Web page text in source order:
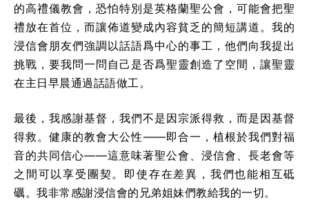
的高禮儀教會，恐怕特別是英格蘭聖公會，可能會把聖
禮放在首位，而讓佈道變成內容貧乏的簡短講道。我的
浸信會朋友們強調以話語爲中心的事工，他們向我提出
挑戰，要我問一問自己是否爲聖靈創造了空間，讓聖靈
在主日早晨通過話語做工。
最後，我感謝基督，我們不是因宗派得救，而是因基督
得救。健康的教會大公性——即合一，植根於我們對福
音的共同信心——這意味著聖公會、浸信會、長老會等
之間可以享受團契。即使存在差異，我們也能相互砥
礪。我非常感謝浸信會的兄弟姐妹們教給我的一切。